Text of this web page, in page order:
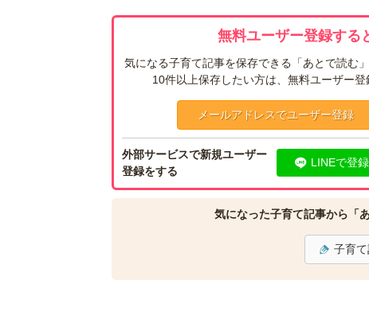
無料ユーザー登録する
気になる子育て記事を保存できる「あとで読む
10件以上保存したい方は、無料ユーザー
メールアドレスでユーザー登録
外部サービスで新規ユーザー
登録をする
LINEで登録
気になった子育て記事から「
子育